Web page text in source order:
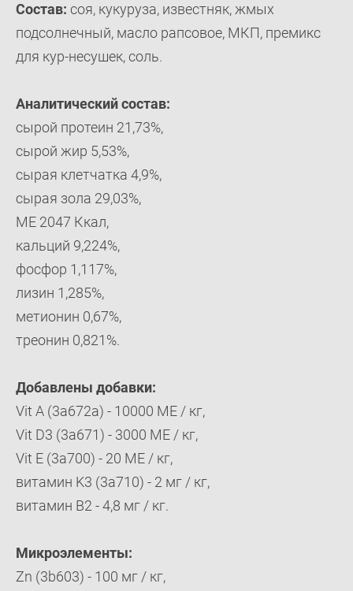
Состав: соя, кукуруза, известняк, жмых
подсолнечный, масло рапсовое, МКП, премикс
для кур-несушек, соль.
Аналитический состав:
сырой протеин 21,73%,
сырой жир 5,53%,
сырая клетчатка 4,9%,
сырая зола 29,03%,
ME 2047 Ккал,
кальций 9,224%,
фосфор 1,117%,
лизин 1,285%,
метионин 0,67%,
треонин 0,821%.
Добавлены добавки:
Vit A (3a672a) - 10000 МЕ / кг,
Vit D3 (3a671) - 3000 МЕ / кг,
Vit E (3a700) - 20 МЕ / кг,
витамин K3 (3a710) - 2 мг / кг,
витамин B2 - 4,8 мг / кг.
Микроэлементы:
Zn (3b603) - 100 мг / кг,